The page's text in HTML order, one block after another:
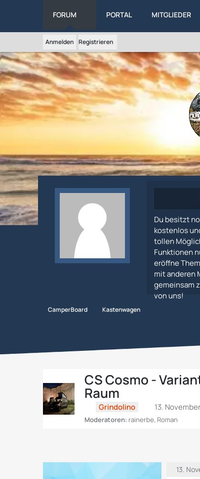
FORUM PORTAL MITGLIEDER
Anmelden Registrieren
Du besitzt
kostenlos
tollen
Funktionen
eröffne
mit anderen
gemeinsam
von uns!
CamperBoard Kastenwagen
CS Cosmo -
Raum
Grindolino 13.
Moderatoren: rainerbe, Roman
13.